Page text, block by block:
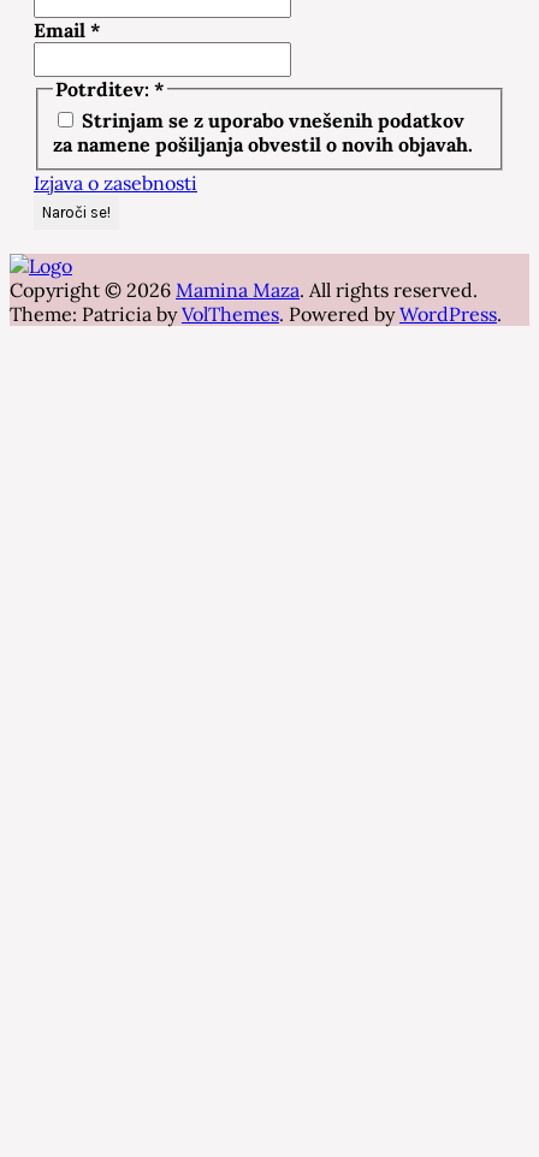
Email *
Potrditev: *
Strinjam se z uporabo vnešenih podatkov
za namene pošiljanja obvestil o novih objavah.
Izjava o zasebnosti
Copyright © 2026 Mamina Maza. All rights reserved.
Theme: Patricia byVolThemes. Powered byWordPress.